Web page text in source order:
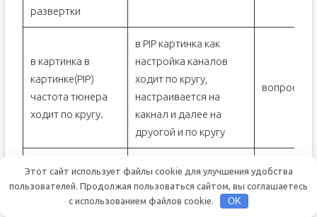
развертки
в картинка в
картинке(PIP)
частота тюнера
ходит по кругу.
в PIP картинка как
настройка каналов
ходит по кругу,
настраивается на
какнал и далее на
друогой и по кругу
вопрос
русского
перевода
вопрос
Этот сайт использует файлы cookie для улучшения удобства
пользователей. Продолжая пользоваться сайтом, вы соглашаетесь
с использованием файлов cookie.
OK